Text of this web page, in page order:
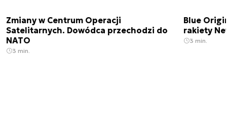
Zmiany w Centrum Operacji
Satelitarnych. Dowódca przechodzi do
NATO
3 min.
Blue
rakiety
3 min.